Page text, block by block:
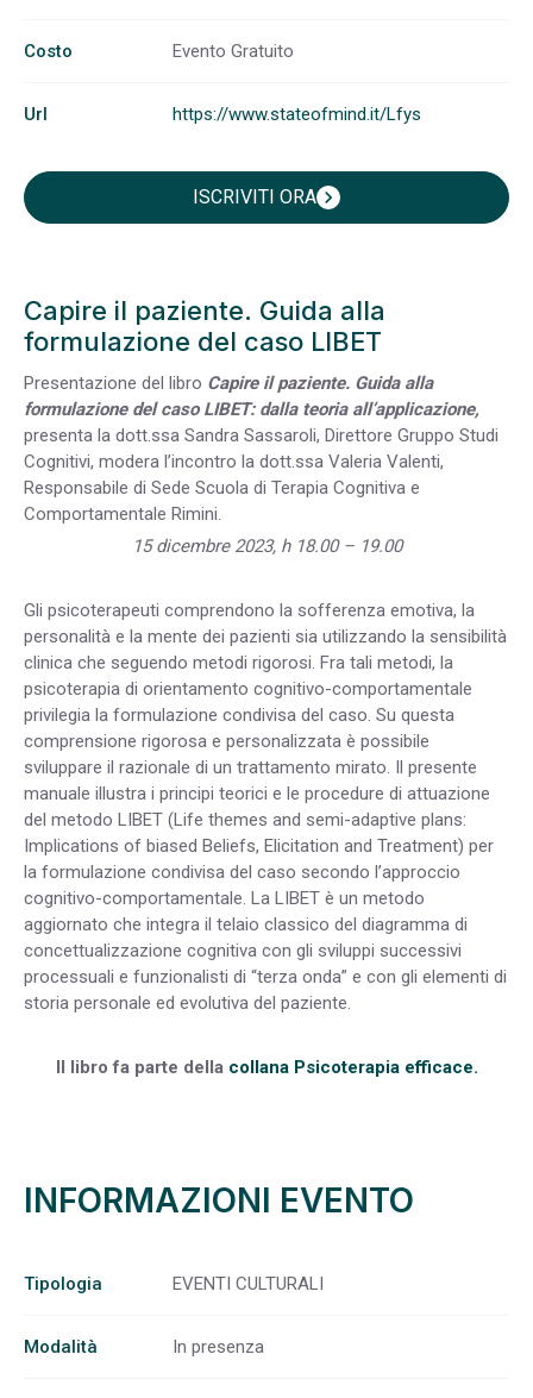
Costo Evento Gratuito
Url https://www.stateofmind.it/Lfys
ISCRIVITI ORAchevron_right
Capire il paziente. Guida alla
formulazione del caso LIBET
Presentazione del libro Capire il paziente. Guida alla
formulazione del caso LIBET: dalla teoria all’applicazione,
presenta la dott.ssa Sandra Sassaroli, Direttore Gruppo Studi
Cognitivi, modera l’incontro la dott.ssa Valeria Valenti,
Responsabile di Sede Scuola di Terapia Cognitiva e
Comportamentale Rimini.
15 dicembre 2023, h 18.00 – 19.00
Gli psicoterapeuti comprendono la sofferenza emotiva, la
personalità e la mente dei pazienti sia utilizzando la sensibilità
clinica che seguendo metodi rigorosi. Fra tali metodi, la
psicoterapia di orientamento cognitivo-comportamentale
privilegia la formulazione condivisa del caso. Su questa
comprensione rigorosa e personalizzata è possibile
sviluppare il razionale di un trattamento mirato. Il presente
manuale illustra i principi teorici e le procedure di attuazione
del metodo LIBET (Life themes and semi-adaptive plans:
Implications of biased Beliefs, Elicitation and Treatment) per
la formulazione condivisa del caso secondo l’approccio
cognitivo-comportamentale. La LIBET è un metodo
aggiornato che integra il telaio classico del diagramma di
concettualizzazione cognitiva con gli sviluppi successivi
processuali e funzionalisti di “terza onda” e con gli elementi di
storia personale ed evolutiva del paziente.
Il libro fa parte della collana Psicoterapia efficace.
INFORMAZIONI EVENTO
Tipologia EVENTI CULTURALI
Modalità In presenza